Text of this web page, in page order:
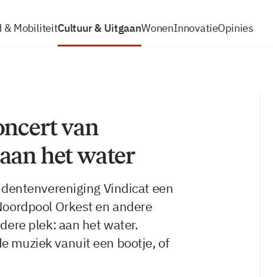
& MobiliteitCultuur & UitgaanWonenInnovatieOpinies
van
het water
Vindicat een
Orkest en andere
plek: aan het water.
muziek vanuit een bootje, of